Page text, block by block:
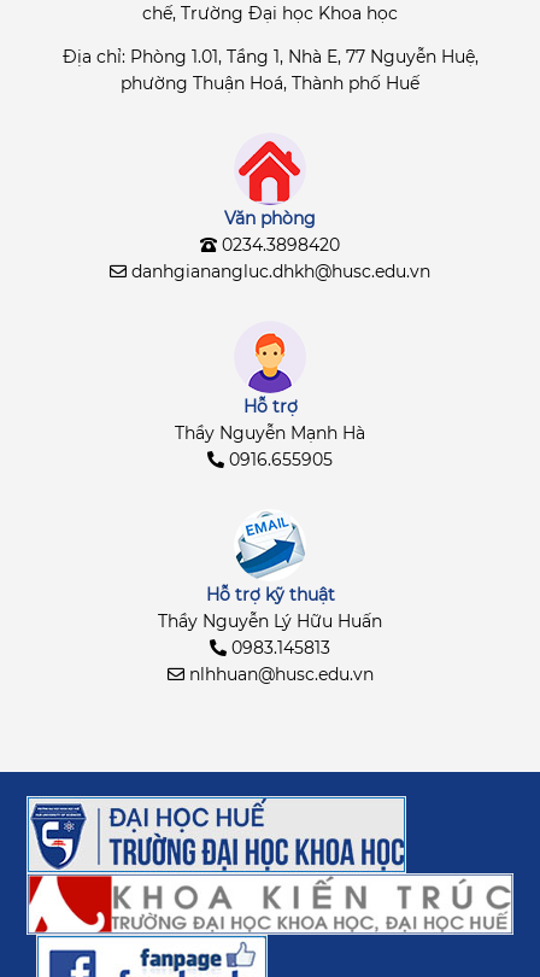
chế, Trường Đại học Khoa học
Địa chỉ: Phòng 1.01, Tầng 1, Nhà E, 77 Nguyễn Huệ,
phường Thuận Hoá, Thành phố Huế
Văn phòng
0234.3898420
danhgianangluc.dhkh@husc.edu.vn
Hỗ trợ
Thầy Nguyễn Mạnh Hà
0916.655905
Hỗ trợ kỹ thuật
Thầy Nguyễn Lý Hữu Huấn
0983.145813
nlhhuan@husc.edu.vn